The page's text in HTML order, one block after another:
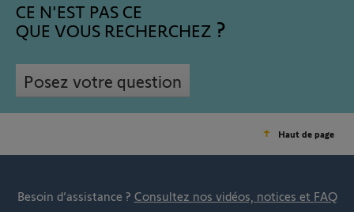
CE N'EST PAS CE
QUE VOUS RECHERCHEZ
Posez votre question
Haut de page
Besoin d’assistance ? Consultez nos vidéos, notices et FAQ